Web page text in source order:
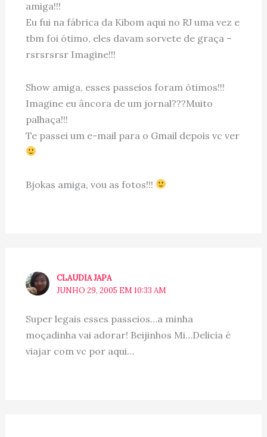
amiga!!!
Eu fui na fábrica da Kibom aqui no RJ uma vez e
tbm foi ótimo, eles davam sorvete de graça –
rsrsrsrsr Imagine!!!
Show amiga, esses passeios foram ótimos!!!
Imagine eu âncora de um jornal???Muito
palhaça!!!
Te passei um e-mail para o Gmail depois vc ver
Bjokas amiga, vou as fotos!!!
CLAUDIA JAPA
JUNHO 29, 2005 EM 10:33 AM
Super legais esses passeios…a minha
moçadinha vai adorar! Beijinhos Mi…Delicia é
viajar com vc por aqui…